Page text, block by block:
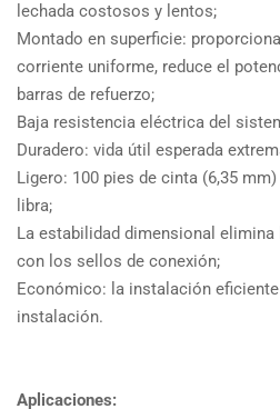
lechada costosos y lentos;
Montado en superficie:
corriente uniforme, reduce el
barras de refuerzo;
Baja resistencia eléctrica del
Duradero: vida útil esperada
Ligero: 100 pies de cinta (6,35
libra;
La estabilidad dimensional
con los sellos de conexión;
Económico: la instalación
instalación.
Aplicaciones: